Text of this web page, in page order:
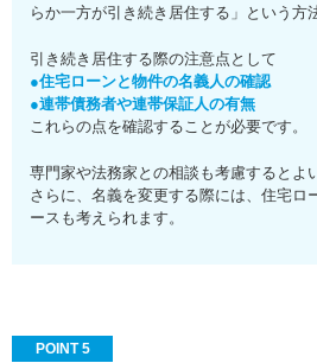
らか一方が引き続き居住する」という方
引き続き居住する際の注意点として
●住宅ローンと物件の名義人の確認
●連帯債務者や連帯保証人の有無
これらの点を確認することが必要です。
専門家や法務家との相談も考慮するとよ
さらに、名義を変更する際には、住宅ロ
ースも考えられます。
POINT 5